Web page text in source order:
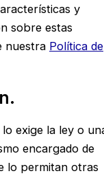
y
sobre estas
nuestra Política de
exige la ley o
encargado de
lo permitan otras